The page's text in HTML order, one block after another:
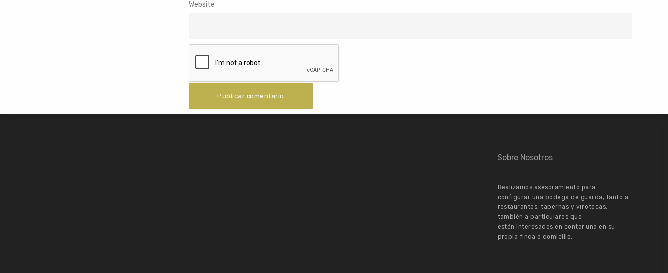
Website
Sobre Nosotros
Realizamos asesoramiento para
configurar una bodega de guarda, tanto a
restaurantes, tabernas y vinotecas,
también a particulares que
estén interesados en contar una en su
propia finca o domicilio.